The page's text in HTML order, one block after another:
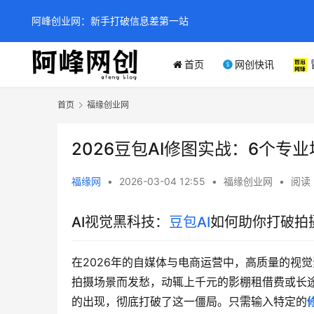
首页 网创快讯
首页 福缘创业网
2026豆包AI修图实战：6个专
福缘网 • 2026-03-04 12:55 • 福缘创业网 • 阅读
AI视觉黑科技： 豆包AI如何助你打破拍
在2026年的自媒体与电商运营中，高质量的视
拍摄场景而发愁，动辄上千元的影棚租借费或
的出现，彻底打破了这一僵局。只需输入特定的
阿峰创业网：新手打破信息差第一站